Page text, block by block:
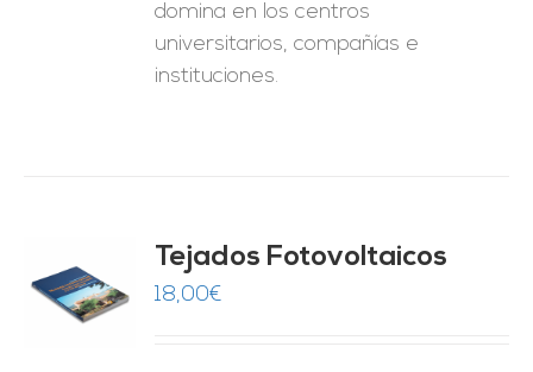
domina en los centros
universitarios, compañías e
instituciones.
Tejados Fotovoltaicos
18,00€